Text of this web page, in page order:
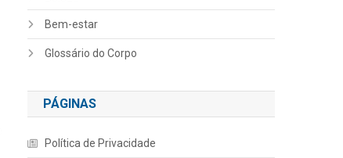
Bem-estar
Glossário do Corpo
PÁGINAS
Política de Privacidade